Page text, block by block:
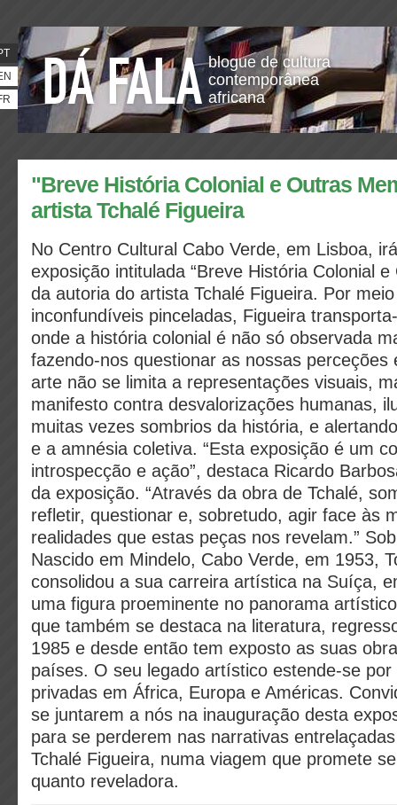
blogue de cultura
contemporânea
africana
"Breve História Colonial e Outras
artista Tchalé Figueira
No Centro Cultural Cabo Verde, em Lisboa,
exposição intitulada “Breve História Colonial
da autoria do artista Tchalé Figueira. Por
inconfundíveis pinceladas, Figueira
onde a história colonial é não só observada
fazendo-nos questionar as nossas perceções
arte não se limita a representações visuais,
manifesto contra desvalorizações humanas,
muitas vezes sombrios da história, e
e a amnésia coletiva. “Esta exposição é um
introspecção e ação”, destaca Ricardo
da exposição. “Através da obra de Tchalé,
refletir, questionar e, sobretudo, agir face às
realidades que estas peças nos revelam.”
Nascido em Mindelo, Cabo Verde, em 1953,
consolidou a sua carreira artística na Suíça,
uma figura proeminente no panorama
que também se destaca na literatura,
1985 e desde então tem exposto as suas
países. O seu legado artístico estende-se
privadas em África, Europa e Américas.
se juntarem a nós na inauguração desta
para se perderem nas narrativas
Tchalé Figueira, numa viagem que promete
quanto reveladora.